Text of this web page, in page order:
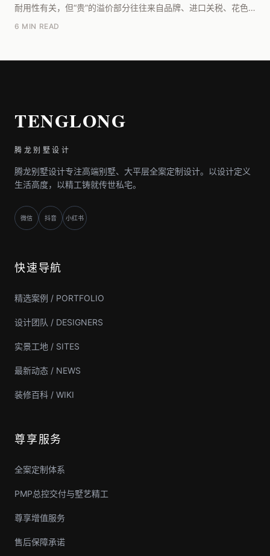
耐用性有关，但“贵”的溢价部分往往来自品牌、进口关税、花色
6 MIN READ
TENGLONG
腾龙别墅设计
腾龙别墅设计专注高端别墅、大平层全案定制设计。以设计定义
生活高度，以精工铸就传世私宅。
微信 抖音 小红书
快速导航
精选案例 / PORTFOLIO
设计团队 / DESIGNERS
实景工地 / SITES
最新动态 / NEWS
装修百科 / WIKI
尊享服务
全案定制体系
PMP总控交付与墅艺精工
尊享增值服务
售后保障承诺